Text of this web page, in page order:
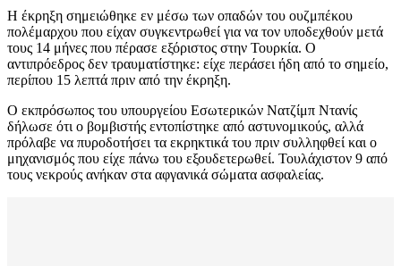
Η έκρηξη σημειώθηκε εν μέσω των οπαδών του ουζμπέκου
πολέμαρχου που είχαν συγκεντρωθεί για να τον υποδεχθούν μετά
τους 14 μήνες που πέρασε εξόριστος στην Τουρκία. Ο
αντιπρόεδρος δεν τραυματίστηκε: είχε περάσει ήδη από το σημείο,
περίπου 15 λεπτά πριν από την έκρηξη.
Ο εκπρόσωπος του υπουργείου Εσωτερικών Νατζίμπ Ντανίς
δήλωσε ότι ο βομβιστής εντοπίστηκε από αστυνομικούς, αλλά
πρόλαβε να πυροδοτήσει τα εκρηκτικά του πριν συλληφθεί και ο
μηχανισμός που είχε πάνω του εξουδετερωθεί. Τουλάχιστον 9 από
τους νεκρούς ανήκαν στα αφγανικά σώματα ασφαλείας.